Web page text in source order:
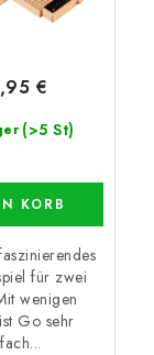
(>5 St)
€
KORB
für zwei
wenigen
Go sehr